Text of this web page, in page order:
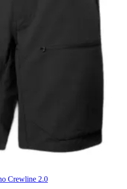
Crewline 2.0